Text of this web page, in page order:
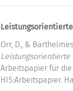
Orr, D., &
Arbeitspapier für die
HIS:Arbeitspapier.